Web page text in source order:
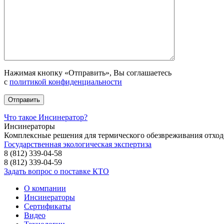
Нажимая кнопку «Отправить», Вы соглашаетесь
с политикой конфиденциальности
Что такое Инсинератор?
Инсинераторы
Комплексные решения для термического обезвреживания
Государственная экологическая экспертиза
8 (812) 339-04-58
8 (812) 339-04-59
Задать вопрос о поставке КТО
О компании
Инсинераторы
Сертификаты
Видео